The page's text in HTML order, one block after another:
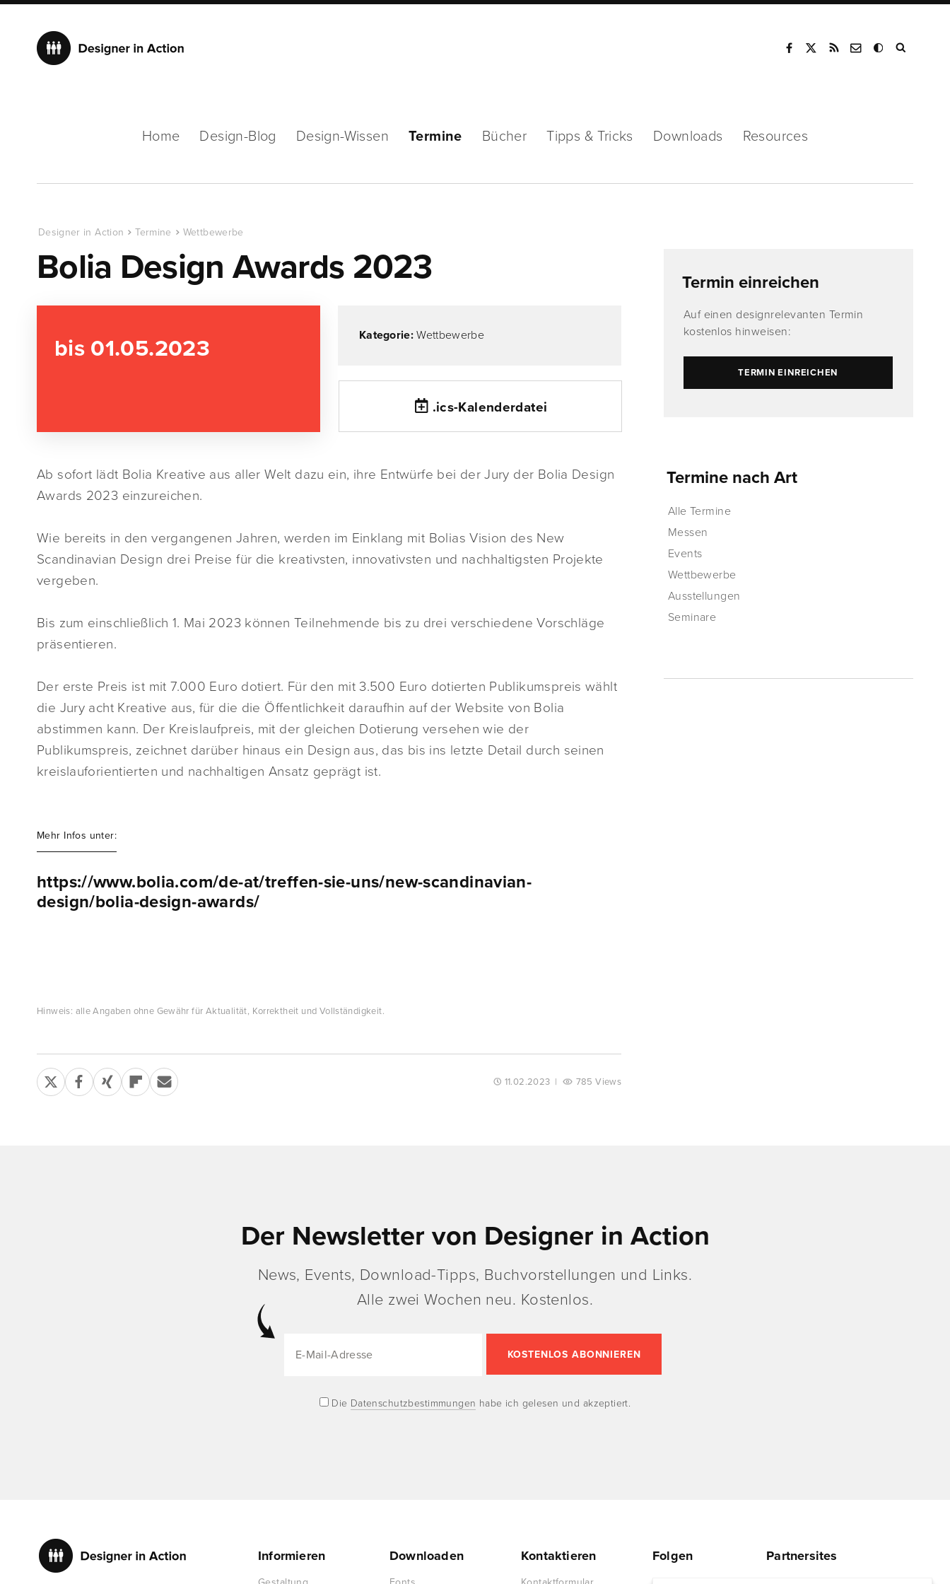
Home Design-Blog Design-Wissen Termine Bücher Tipps & Tricks Downloads Resources
Designer in Action Termine Wettbewerbe
Bolia Design Awards 2023
bis 01.05.2023 Kategorie:Wettbewerbe
.ics-Kalenderdatei
Ab sofort lädt Bolia Kreative aus aller Welt dazu ein, ihre Entwürfe bei der Jury der Bolia Design
Awards 2023 einzureichen.
Wie bereits in den vergangenen Jahren, werden im Einklang mit Bolias Vision des New
Scandinavian Design drei Preise für die kreativsten, innovativsten und nachhaltigsten Projekte
vergeben.
Bis zum einschließlich 1. Mai 2023 können Teilnehmende bis zu drei verschiedene Vorschläge
präsentieren.
Der erste Preis ist mit 7.000 Euro dotiert. Für den mit 3.500 Euro dotierten Publikumspreis wählt
die Jury acht Kreative aus, für die die Öffentlichkeit daraufhin auf der Website von Bolia
abstimmen kann. Der Kreislaufpreis, mit der gleichen Dotierung versehen wie der
Publikumspreis, zeichnet darüber hinaus ein Design aus, das bis ins letzte Detail durch seinen
kreislauforientierten und nachhaltigen Ansatz geprägt ist.
Mehr Infos unter:
https://www.bolia.com/de-at/treffen-sie-uns/new-scandinavian-
design/bolia-design-awards/
Hinweis: alle Angaben ohne Gewähr für Aktualität, Korrektheit und Vollständigkeit.
11.02.2023 | 785 Views
Termin einreichen
Auf einen designrelevanten Termin
kostenlos hinweisen:
TERMIN EINREICHEN
Termine nach Art
Alle Termine
Messen
Events
Wettbewerbe
Ausstellungen
Seminare
Der Newsletter von Designer in Action
News, Events, Download-Tipps, Buchvorstellungen und Links.
Alle zwei Wochen neu. Kostenlos.
Die Datenschutzbestimmungen habe ich gelesen und akzeptiert.
Informieren Downloaden Kontaktieren Folgen Partnersites